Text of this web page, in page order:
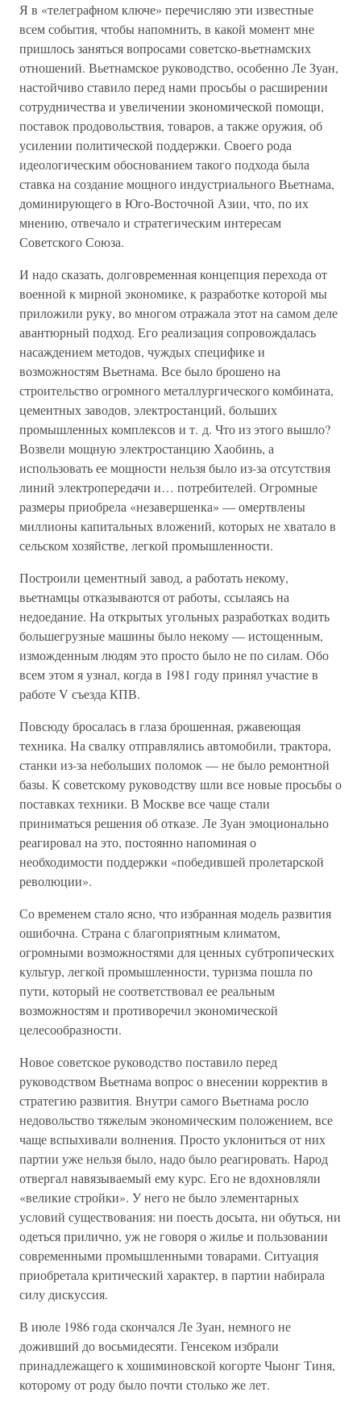
Я в «телеграфном ключе» перечисляю эти известные
всем события, чтобы напомнить, в какой момент мне
пришлось заняться вопросами советско-вьетнамских
отношений. Вьетнамское руководство, особенно Ле Зуан,
настойчиво ставило перед нами просьбы о расширении
сотрудничества и увеличении экономической помощи,
поставок продовольствия, товаров, а также оружия, об
усилении политической поддержки. Своего рода
идеологическим обоснованием такого подхода была
ставка на создание мощного индустриального Вьетнама,
доминирующего в Юго-Восточной Азии, что, по их
мнению, отвечало и стратегическим интересам
Советского Союза.
И надо сказать, долговременная концепция перехода от
военной к мирной экономике, к разработке которой мы
приложили руку, во многом отражала этот на самом деле
авантюрный подход. Его реализация сопровождалась
насаждением методов, чуждых специфике и
возможностям Вьетнама. Все было брошено на
строительство огромного металлургического комбината,
цементных заводов, электростанций, больших
промышленных комплексов и т. д. Что из этого вышло?
Возвели мощную электростанцию Хаобинь, а
использовать ее мощности нельзя было из-за отсутствия
линий электропередачи и… потребителей. Огромные
размеры приобрела «незавершенка» — омертвлены
миллионы капитальных вложений, которых не хватало в
сельском хозяйстве, легкой промышленности.
Построили цементный завод, а работать некому,
вьетнамцы отказываются от работы, ссылаясь на
недоедание. На открытых угольных разработках водить
большегрузные машины было некому — истощенным,
изможденным людям это просто было не по силам. Обо
всем этом я узнал, когда в 1981 году принял участие в
работе V съезда КПВ.
Повсюду бросалась в глаза брошенная, ржавеющая
техника. На свалку отправлялись автомобили, трактора,
станки из-за небольших поломок — не было ремонтной
базы. К советскому руководству шли все новые просьбы о
поставках техники. В Москве все чаще стали
приниматься решения об отказе. Ле Зуан эмоционально
реагировал на это, постоянно напоминая о
необходимости поддержки «победившей пролетарской
революции».
Со временем стало ясно, что избранная модель развития
ошибочна. Страна с благоприятным климатом,
огромными возможностями для ценных субтропических
культур, легкой промышленности, туризма пошла по
пути, который не соответствовал ее реальным
возможностям и противоречил экономической
целесообразности.
Новое советское руководство поставило перед
руководством Вьетнама вопрос о внесении корректив в
стратегию развития. Внутри самого Вьетнама росло
недовольство тяжелым экономическим положением, все
чаще вспыхивали волнения. Просто уклониться от них
партии уже нельзя было, надо было реагировать. Народ
отвергал навязываемый ему курс. Его не вдохновляли
«великие стройки». У него не было элементарных
условий существования: ни поесть досыта, ни обуться, ни
одеться прилично, уж не говоря о жилье и пользовании
современными промышленными товарами. Ситуация
приобретала критический характер, в партии набирала
силу дискуссия.
В июле 1986 года скончался Ле Зуан, немного не
доживший до восьмидесяти. Генсеком избрали
принадлежащего к хошиминовской когорте Чыонг Тиня,
которому от роду было почти столько же лет.